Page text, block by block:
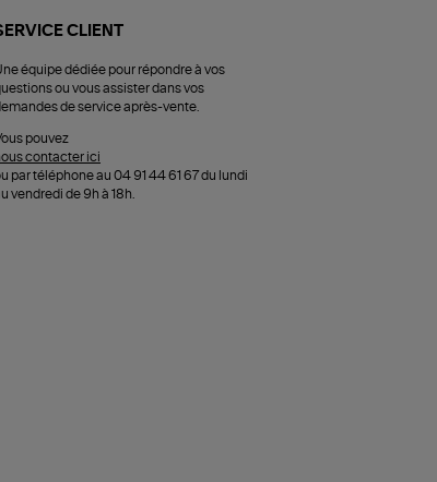
CLIENT
équipe dédiée pour répondre à vos
ou vous assister dans vos
de service après-vente.
pouvez
contacter ici
par téléphone au 04 91 44 61 67 du lundi
vendredi de 9h à 18h.